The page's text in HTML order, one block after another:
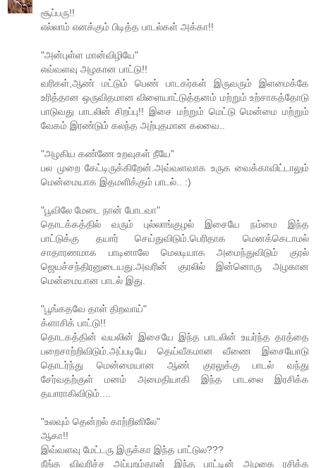
சூப்பரு!!
எல்லாம் எனக்கும் பிடித்த பாடல்கள் அக்கா!!
"அன்புள்ள மான்விழியே"
எவ்வளவு அழகான பாட்டு!!
வரிகள்,ஆண் மட்டும் பெண் பாடகர்கள் இருவரும் இளமைக்கே
உரித்தான ஒருவிதமான விளையாட்டுத்தனம் மற்றும் உற்சாகத்தோடு
பாடுவது பாடலின் சிறப்பு!! இசை மற்றும் மெட்டு மென்மை மற்றும்
வேகம் இரண்டும் கலந்த அற்புதமான கலவை..
"அழகிய கண்ணே உறவுகள் நீயே"
பல முறை கேட்டிருக்கிறேன்.அவ்வளவாக உருக வைக்காவிட்டாலும்
மென்மையாக இதமளிக்கும் பாடல்.. :)
"பூவிலே மேடை நான் போடவா"
தொடக்கத்தில் வரும் புல்லாங்குழல் இசையே நம்மை இந்த
பாட்டுக்கு தயார் செய்துவிடும்.பெரிதாக மெனக்கெடாமல்
சாதாரணமாக பாடினாலே மெலடியாக அமைந்துவிடும் குரல்
ஜெயச்சந்திரனுடையது.அவரின் குரலில் இன்னொரு அழகான
மென்மையான பாடல் இது.
"பூங்கதவே தாள் திறவாய்"
க்ளாசிக் பாட்டு!!
தொடகத்தின் வயலின் இசையே இந்த பாடலின் உயர்ந்த தரத்தை
பறைசாற்றிவிடும்.அப்படியே தெய்வீகமான வீணை இசையோடு
தொடர்ந்து மென்மையான ஆண் குரலுக்கு பாடல் வந்து
சேர்வதற்குள் மனம் அமைதியாகி இந்த பாடலை இரசிக்க
தயாராகிவிடும்....
"உலவும் தென்றல் காற்றினிலே"
ஆகா!!
இவ்வளவு மேட்டரு இருக்கா இந்த பாட்டுல???
நீங்க விவரிச்ச அப்புறம்தான் இந்த பாட்டின் அழகை ரசிக்க